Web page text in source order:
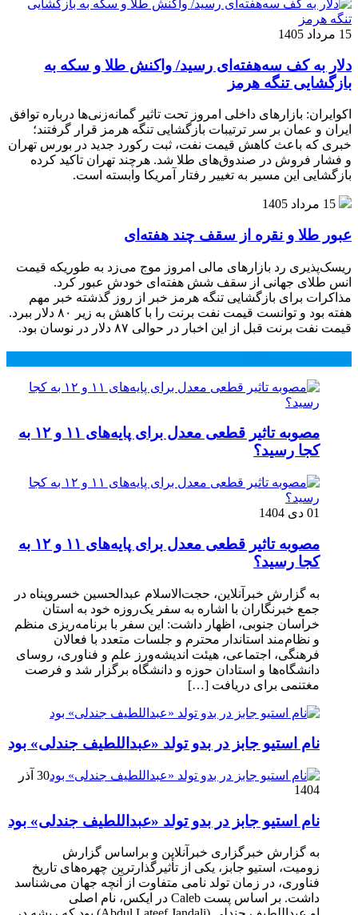
15 مرداد 1405
دلار به کف سه‌هفته‌ای رسید/ واکنش طلا و سکه به
بازگشایی تنگه هرمز
اکوایران: بازارهای داخلی امروز تحت تاثیر گمانه‌زنی‌ها درباره توافق
ایران و عمان بر سر ترتیبات بازگشایی تنگه هرمز قرار گرفتند؛
خبری که باعث کاهش قیمت نفت، ثبت رکورد جدید در بورس تهران
و فشار فروش در صندوق‌های طلا شد. هرچند تهران تاکید کرده
بازگشایی این مسیر به تغییر رفتار آمریکا وابسته است.
15 مرداد 1405
عبور طلا و نقره از سقف چند هفته‌ای
ریسک‌پذیری رد بازارهای مالی امروز موج می‌زد به طوریکه قیمت
انس طلای جهانی از سقف شش هفته‌ای خودش عبور کرد.
مذاکرات برای بازگشایی تنگه هرمز خبر از روز گذشته خبر مهم
هفته بود و توانست قیمت نفت برنت را با کاهش به زیر ۸۰ دلار ببرد.
قیمت نفت برنت قبل از این اخبار در حوالی ۸۷ دلار در نوسان بود.
مصوبه تاثیر قطعی معدل برای پایه‌های ۱۱ و ۱۲ به
کجا رسید؟
01 دی 1404
مصوبه تاثیر قطعی معدل برای پایه‌های ۱۱ و ۱۲ به
کجا رسید؟
به گزارش خبرآنلاین، حجت‌الاسلام عبدالحسین خسروپناه در
جمع خبرنگاران با اشاره به سفر یک‌روزه خود به استان
خراسان جنوبی، اظهار داشت: این سفر با برنامه‌ریزی منظم
و نظام‌مند استاندار محترم و جلسات متعدد با فعالان
فرهنگی، اجتماعی، هیئت اندیشه‌ورز علم و فناوری، روسای
دانشگاه‌ها و استادان حوزه و دانشگاه برگزار شد و فرصت
مغتنمی برای دریافت […]
نام استیو جابز در بدو تولد «عبداللطیف جندلی» بود
30 آذر
1404
نام استیو جابز در بدو تولد «عبداللطیف جندلی» بود
به گزارش خبرگزاری خبرآنلاین و براساس گزارش
زومیت، استیو جابز، یکی از تأثیرگذارترین چهره‌های تاریخ
فناوری، در زمان تولد نامی متفاوت از آنچه جهان می‌شناسد
داشت. بر اساس پست Caleb در ایکس، نام اصلی